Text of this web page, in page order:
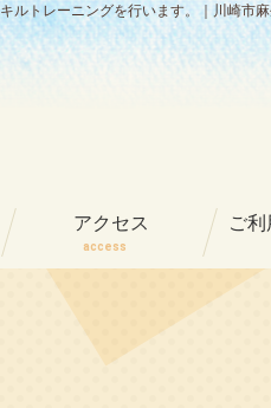
ルトレーニングを行います。｜川崎市
アクセス
access
ご